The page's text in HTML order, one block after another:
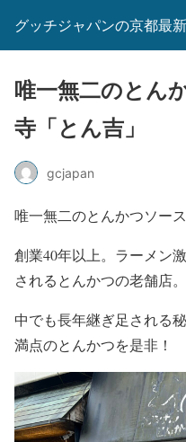
グッチジャパンの京都最
唯一無二のとん
寺「とん吉」
gcjapan
唯一無二のとんかつソー
創業40年以上。ラーメン
されるとんかつの老舗店。
中でも長年継ぎ足される
満点のとんかつを是非！